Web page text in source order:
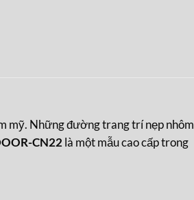
mỹ. Những đường trang trí nẹp nhôm
CN22 là một mẫu cao cấp trong